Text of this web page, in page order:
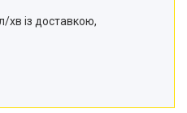
хв із доставкою,